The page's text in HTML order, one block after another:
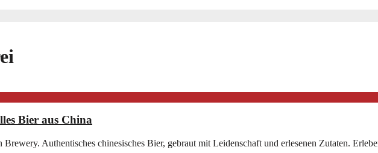
Bier aus China
Authentisches chinesisches Bier, gebraut mit Leidenschaft und erlesenen Zutaten.